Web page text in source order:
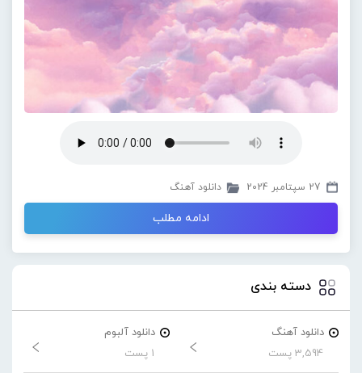
27 سپتامبر 2024 دانلود آهنگ
ادامه مطلب
دسته بندی
دانلود آهنگ
3,594 پست
دانلود آلبوم
1 پست